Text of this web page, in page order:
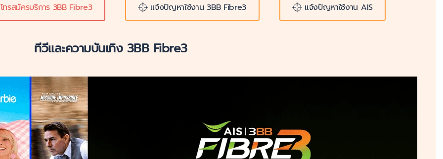
โทรสมัครบริการ 3BB Fibre3 แจ้งปัญหาใช้งาน 3BB Fibre3 แจ้งปัญหาใช้งาน AIS
ทีวีและความบันเทิง 3BB Fibre3